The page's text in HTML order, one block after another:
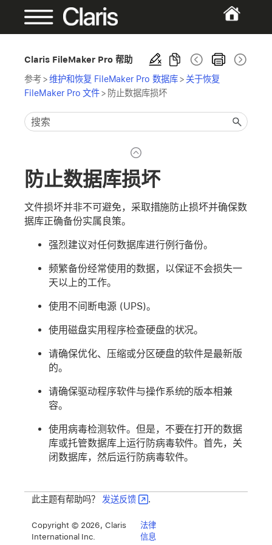
Claris FileMaker Pro 帮助
参考>维护和恢复 FileMaker Pro 数据库> 关于恢复
FileMaker Pro 文件> 防止数据库损坏
防止数据库损坏
文件损坏并非不可避免，采取措施防止损坏并确保数
据库正确备份实属良策。
强烈建议对任何数据库进行例行备份。
频繁备份经常使用的数据，以保证不会损失一
天以上的工作。
使用不间断电源 (UPS)。
使用磁盘实用程序检查硬盘的状况。
请确保优化、压缩或分区硬盘的软件是最新版
的。
请确保驱动程序软件与操作系统的版本相兼
容。
使用病毒检测软件。但是，不要在打开的数据
库或托管数据库上运行防病毒软件。首先，关
闭数据库，然后运行防病毒软件。
此主题有帮助吗？ 发送反馈 .
Copyright © 2026, Claris
International Inc.
法律
信息